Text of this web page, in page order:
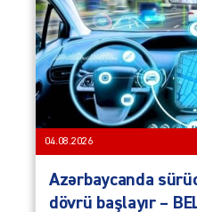
04.08.2026
Azərbaycanda
dövrü başlayır –